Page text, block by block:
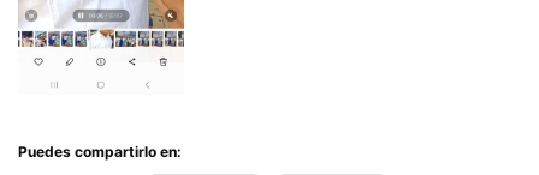
Puedes compartirlo en: